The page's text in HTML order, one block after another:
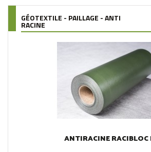
GÉOTEXTILE - PAILLAGE - ANTI
RACINE
ANTIRACINE RACIBLOC